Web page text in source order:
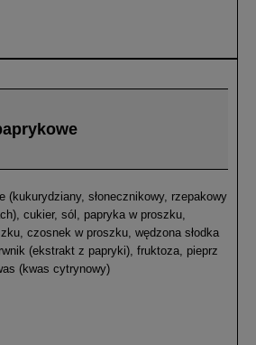
(kukurydziany, słonecznikowy, rzepakowy
cukier, sól, papryka w proszku,
czosnek w proszku, wędzona słodka
(ekstrakt z papryki), fruktoza, pieprz
(kwas cytrynowy)